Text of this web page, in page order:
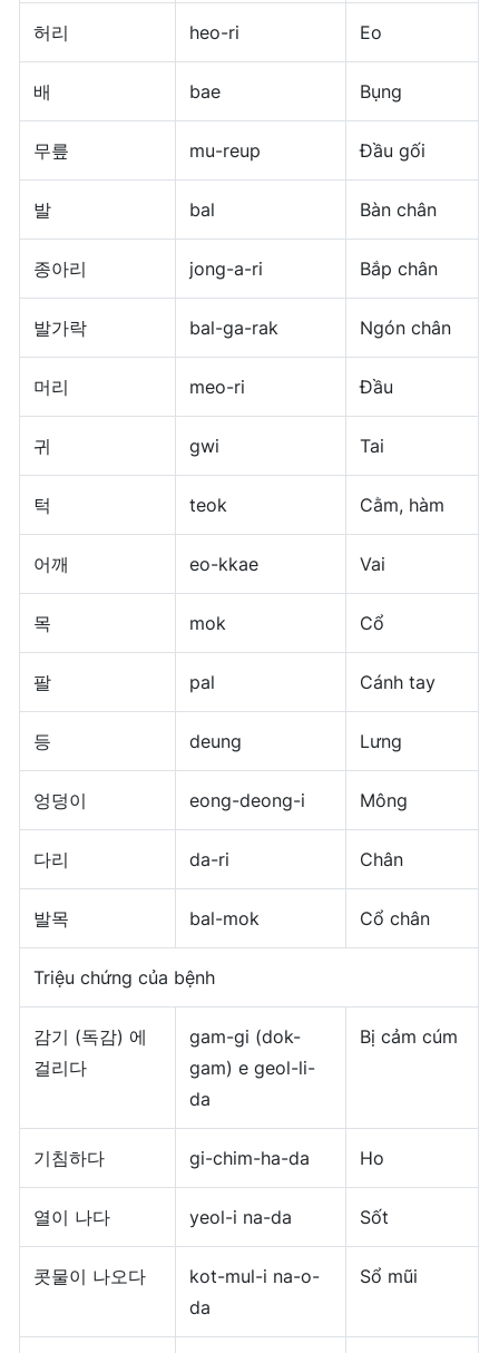
허리 heo-ri Eo
배 bae Bụng
무릎 mu-reup Đầu gối
발 bal Bàn chân
종아리 jong-a-ri Bắp chân
발가락 bal-ga-rak Ngón chân
머리 meo-ri Đầu
귀 gwi Tai
턱 teok Cằm, hàm
어깨 eo-kkae Vai
목 mok Cổ
팔 pal Cánh tay
등 deung Lưng
엉덩이 eong-deong-i Mông
다리 da-ri Chân
발목 bal-mok Cổ chân
Triệu chứng của bệnh
감기 (독감) 에
걸리다
gam-gi (dok-
gam) e geol-li-
da
Bị cảm cúm
기침하다 gi-chim-ha-da Ho
열이 나다 yeol-i na-da Sốt
콧물이 나오다
kot-mul-i na-o-
da
Sổ mũi